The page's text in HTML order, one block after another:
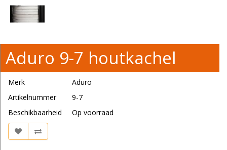
Aduro 9-7 houtkachel
Merk
Aduro
Artikelnummer
9-7
Beschikbaarheid
Op voorraad